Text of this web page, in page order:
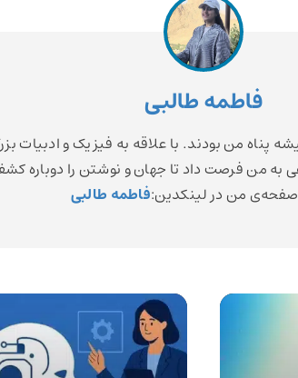
فاطمه طالبی
پناه من بودند. با علاقه به فیزیک و ادبیات
من فرصت داد تا جهان و نوشتن را دوباره
من در لینکدین:فاطمه طالبی